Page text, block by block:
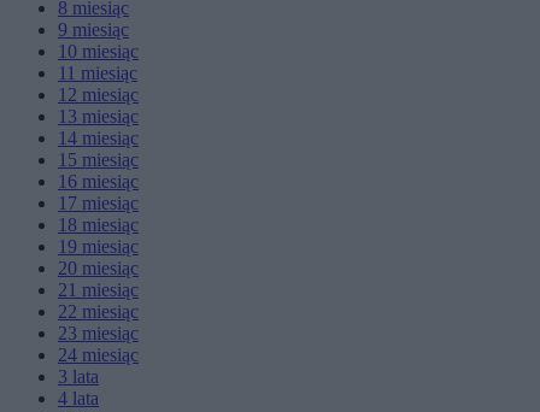
8 miesiąc
9 miesiąc
10 miesiąc
11 miesiąc
12 miesiąc
13 miesiąc
14 miesiąc
15 miesiąc
16 miesiąc
17 miesiąc
18 miesiąc
19 miesiąc
20 miesiąc
21 miesiąc
22 miesiąc
23 miesiąc
24 miesiąc
3 lata
4 lata